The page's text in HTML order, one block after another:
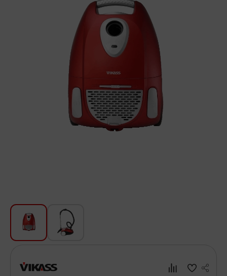
Խոհանոցի համար
Գեղեցկություն և խնամք
Ավտոմեքենաների աուդիոտեխնիկա
Գործիքներ
Սանկերամիկա
Տեքստիլ
Սպասք